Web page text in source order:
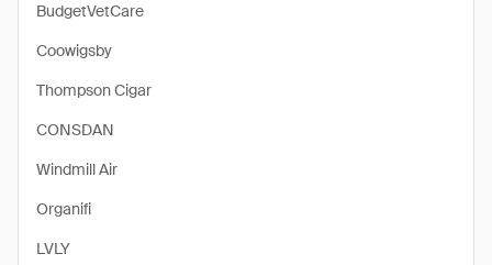
BudgetVetCare
Coowigsby
Thompson Cigar
CONSDAN
Windmill Air
Organifi
LVLY